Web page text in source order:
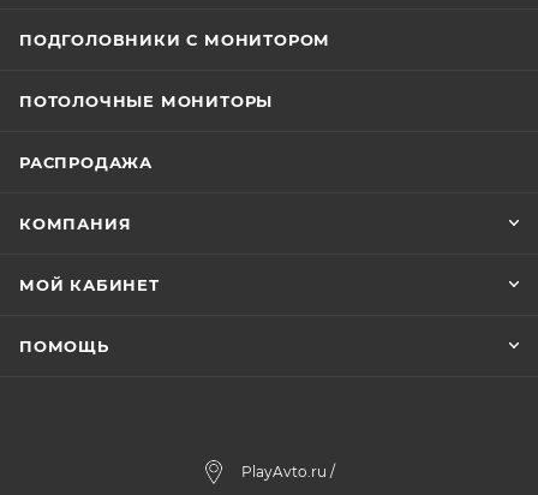
ПОДГОЛОВНИКИ С МОНИТОРОМ
ПОТОЛОЧНЫЕ МОНИТОРЫ
РАСПРОДАЖА
КОМПАНИЯ
МОЙ КАБИНЕТ
ПОМОЩЬ
PlayAvto.ru /